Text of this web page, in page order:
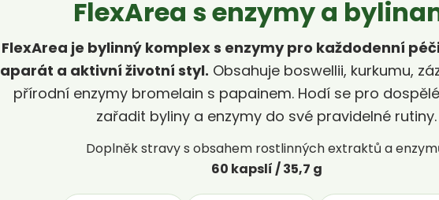
FlexArea s enzymy a
FlexArea je bylinný komplex s enzymy pro každodenní
aparát a aktivní životní styl. Obsahuje boswellii, kurkumu,
přírodní enzymy bromelain s papainem. Hodí se pro
zařadit byliny a enzymy do své pravidelné rutiny.
Doplněk stravy s obsahem rostlinných extraktů a
60 kapslí / 35,7 g